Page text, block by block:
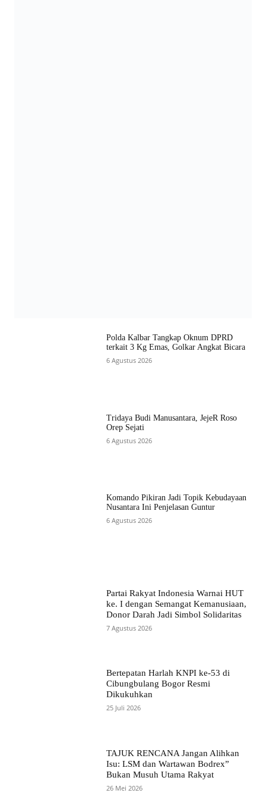
Polda Kalbar Tangkap Oknum DPRD
terkait 3 Kg Emas, Golkar Angkat Bicara
6 Agustus 2026
Tridaya Budi Manusantara, JejeR Roso
Orep Sejati
6 Agustus 2026
Komando Pikiran Jadi Topik Kebudayaan
Nusantara Ini Penjelasan Guntur
6 Agustus 2026
Partai Rakyat Indonesia Warnai HUT
ke. I dengan Semangat Kemanusiaan,
Donor Darah Jadi Simbol Solidaritas
7 Agustus 2026
Bertepatan Harlah KNPI ke-53 di
Cibungbulang Bogor Resmi
Dikukuhkan
25 Juli 2026
TAJUK RENCANA Jangan Alihkan
Isu: LSM dan Wartawan Bodrex”
Bukan Musuh Utama Rakyat
26 Mei 2026